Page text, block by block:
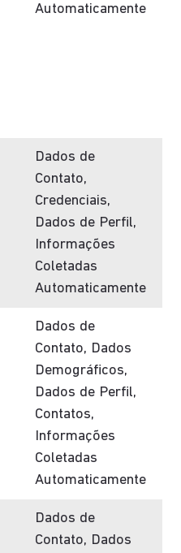
Automaticamente
Dados de
Contato,
Credenciais,
Dados de Perfil,
Informações
Coletadas
Automaticamente
Dados de
Contato, Dados
Demográficos,
Dados de Perfil,
Contatos,
Informações
Coletadas
Automaticamente
Dados de
Contato, Dados